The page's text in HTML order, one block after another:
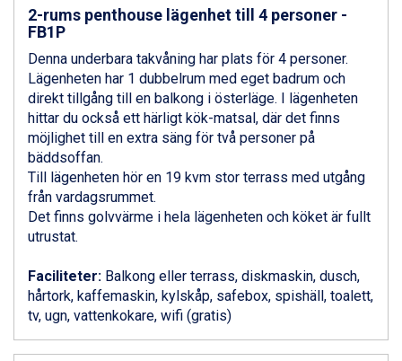
Bad Gastein från 6.295 kr.
Sauze dOulx från 6.145 kr.
Alleghe från 8.545 kr.
Arabba från 11.045 kr.
La Thuile från 7.045 kr.
Cervinia från 8.245 kr.
Passo Tonale från 5.895 kr.
Bad Hofgastein från 8.595 kr.
Saalbach från 9.445 kr.
Sölden från 12.995 kr.
Champoluc från 5.945 kr.
Sestriere från 6.945 kr.
Wagrain från 7.095 kr.
Fieberbrunn från 9.645 kr.
Ischgl från 11.295 kr.
Val Thorens från 8.395 kr.
St. Anton från 11.245 kr.
Zell am See från 6.295 kr.
2-rums penthouse lägenhet till 4 personer -
FB1P
Denna underbara takvåning har plats för 4 personer.
Lägenheten har 1 dubbelrum med eget badrum och
direkt tillgång till en balkong i österläge. I lägenheten
hittar du också ett härligt kök-matsal, där det finns
möjlighet till en extra säng för två personer på
bäddsoffan.
Till lägenheten hör en 19 kvm stor terrass med utgång
från vardagsrummet.
Det finns golvvärme i hela lägenheten och köket är fullt
utrustat.
Faciliteter: Balkong eller terrass, diskmaskin, dusch,
hårtork, kaffemaskin, kylskåp, safebox, spishäll, toalett,
tv, ugn, vattenkokare, wifi (gratis)